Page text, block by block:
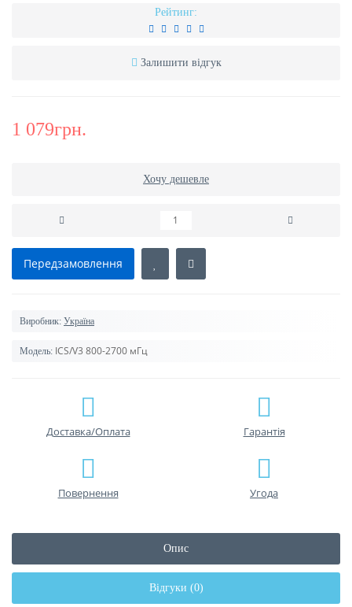
Рейтинг:
Залишити відгук
1 079грн.
Хочу дешевле
Передзамовлення
Виробник: Україна
Модель: ICS/V3 800-2700 мГц
Доставка/Оплата Гарантiя
Повернення Угода
Опис
Відгуки (0)